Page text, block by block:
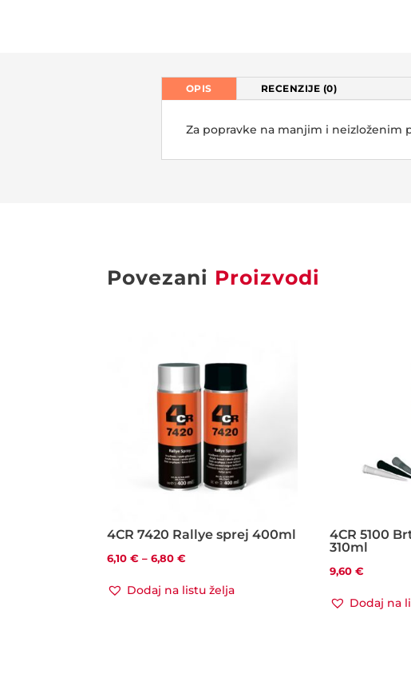
OPIS RECENZIJE (0)
Za popravke na manjim i neizloženim
Povezani Proizvodi
4CR 7420 Rallye sprej 400ml
6,10€ – 6,80€Raspon
Dodaj na listu želja
4CR 5100
310ml
9,60€
Dodaj na